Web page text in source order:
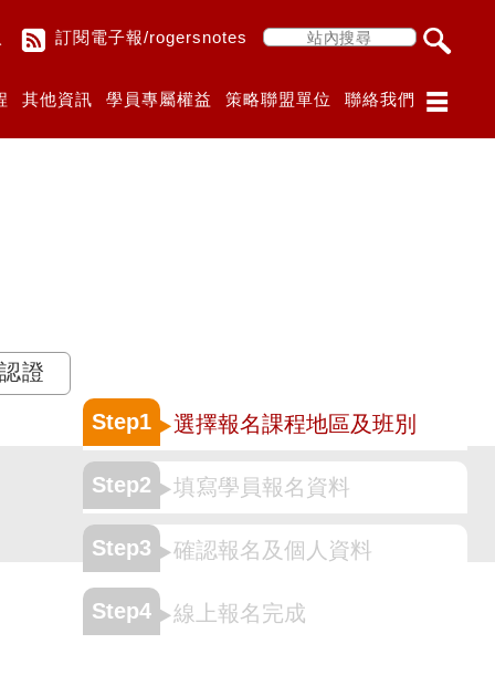
聯絡我們
策略聯盟單位
學員專屬權益
其他資訊
訂閱電子報/rogersnotes
證
Step1 選擇報名課程地區及班別
Step2 填寫學員報名資料
Step3 確認報名及個人資料
Step4 線上報名完成